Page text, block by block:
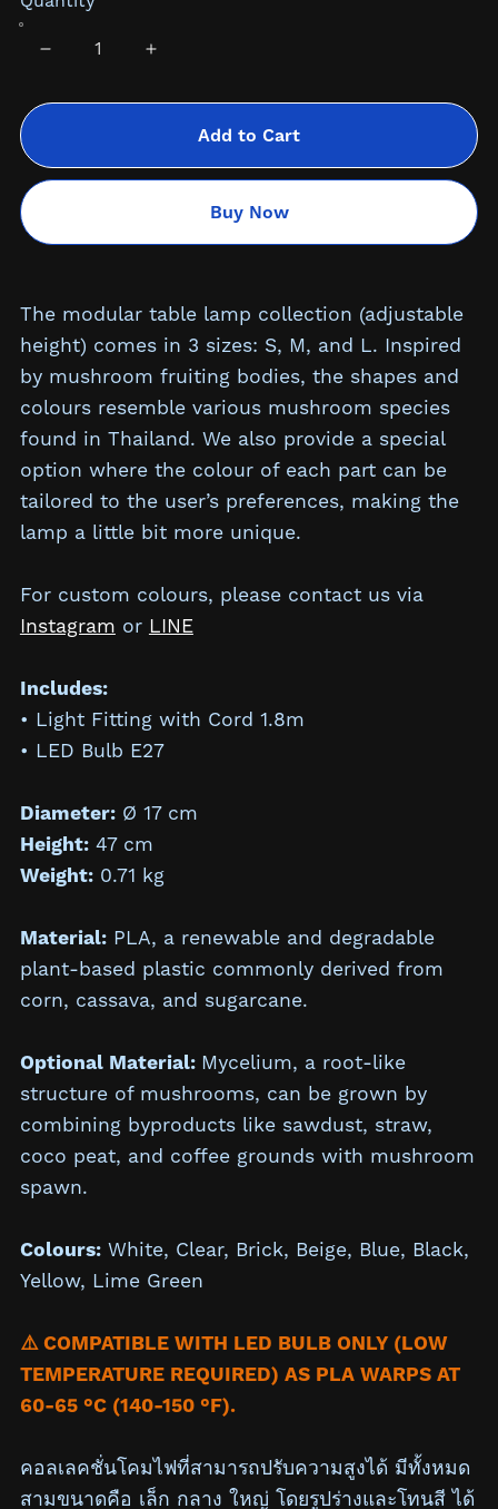
Add to Cart
Buy Now
The modular table lamp collection (adjustable
height) comes in 3 sizes: S, M, and L. Inspired
by mushroom fruiting bodies, the shapes and
colours resemble various mushroom species
found in Thailand. We also provide a special
option where the colour of each part can be
tailored to the user’s preferences, making the
lamp a little bit more unique.
For custom colours, please contact us via
Instagram or LINE
Includes:
• Light Fitting with Cord 1.8m
• LED Bulb E27
Diameter:Ø 17 cm
Height:47 cm
Weight:0.71 kg
Material:PLA, a renewable and degradable
plant-based plastic commonly derived from
corn, cassava, and sugarcane.
Optional Material: Mycelium, a root-like
structure of mushrooms, can be grown by
combining byproducts like sawdust, straw,
coco peat, and coffee grounds with mushroom
spawn.
Colours:White, Clear, Brick, Beige, Blue, Black,
Yellow, Lime Green
⚠️ COMPATIBLE WITH LED BULB ONLY (LOW
TEMPERATURE REQUIRED) AS PLA WARPS AT
60-65 °C (140-150 °F).
คอลเลคชั่นโคมไฟที่สามารถปรับความสูงได้ มีทั้งหมด
สามขนาดคือ เล็ก กลาง ใหญ่ โดยรูปร่างและโทนสี ได้